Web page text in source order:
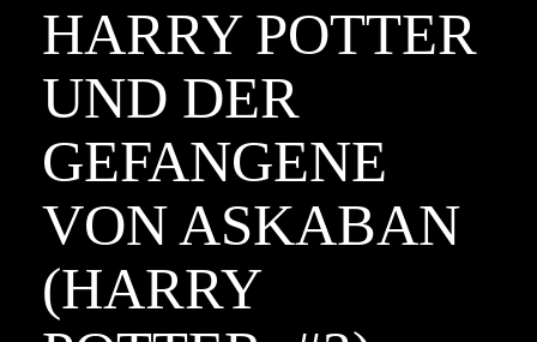
HARRY POTTER
UND DER
GEFANGENE
VON ASKABAN
(HARRY